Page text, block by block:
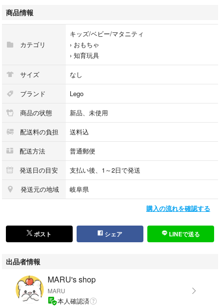
レゴ レゴランド ミニフィグ ミニフィギュア
LEGO サンタクロース
クリスマス プレゼント ギフト
ディスカバリー センター
カラー···レッド
商品情報
カテゴリ
キッズ/ベビー/マタニティ
› おもちゃ
› 知育玩具
サイズ なし
ブランド Lego
商品の状態 新品、未使用
配送料の負担 送料込
配送方法 普通郵便
発送日の目安 支払い後、1～2日で発送
発送元の地域 岐阜県
購入の流れを確認する
ポスト シェア LINEで送る
出品者情報
MARU's shop
MARU
本人確認済